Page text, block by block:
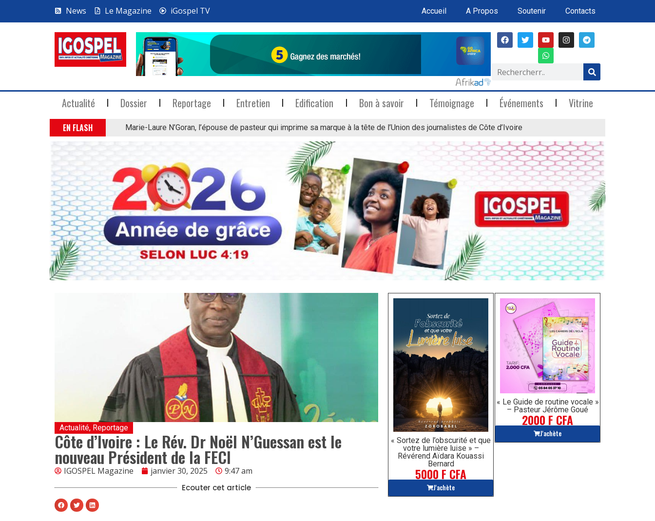
News Le Magazine iGospel TV Accueil A Propos Soutenir Contacts
Actualité Dossier Reportage Entretien Edification Bon à savoir Témoignage Événements Vitrine
EN FLASH Marie-Laure N’Goran, l’épouse de pasteur qui imprime sa marque à la tête de l’Union des journalistes de Côte d’Ivoire
« Sortez de l’obscurité et que
votre lumière luise » –
Révérend Aïdara Kouassi
Bernard
5000 F CFA
J'achète
« Le Guide de routine vocale »
– Pasteur Jérôme Goué
2000 F CFA
J'achète
Actualité, Reportage
Côte d’Ivoire : Le Rév. Dr Noël N’Guessan est le
nouveau Président de la FECI
IGOSPEL Magazine janvier 30, 2025 9:47 am
Ecouter cet article